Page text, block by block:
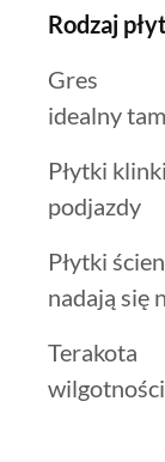
Rodzaj
Gres
idealny
Płytki
podjazdy
Płytki
nadają się
wilgotności